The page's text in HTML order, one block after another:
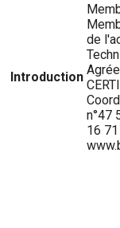
Introduction
de
n°47
16